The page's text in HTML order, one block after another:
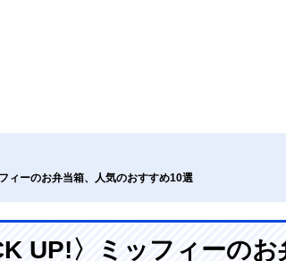
ィーのお弁当箱、人気のおすすめ10選
UP!〉ミッフィーの